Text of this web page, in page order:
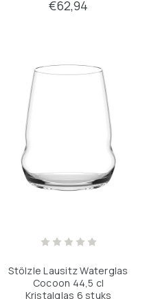
€62,94
Stölzle Lausitz Waterglas
Cocoon 44,5 cl
Kristalglas 6 stuks